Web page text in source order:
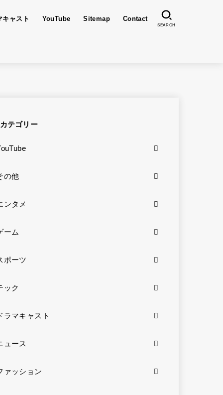
キャスト YouTube Sitemap Contact
SEARCH
カテゴリー
の他
ンタメ
ーム
ポーツ
ック
ラマキャスト
ュース
ァッション